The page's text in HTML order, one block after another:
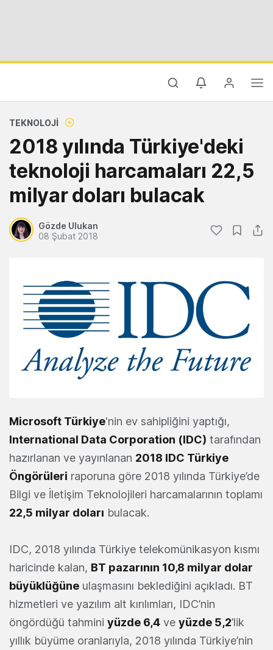
TEKNOLOJI
2018 yılında Türkiye'deki
teknoloji harcamaları 22,5
milyar doları bulacak
Gözde Ulukan
08 Şubat 2018
Microsoft Türkiye'nin ev sahipliğini yaptığı,
International Data Corporation (IDC) tarafından
hazırlanan ve yayınlanan 2018 IDC Türkiye
Öngörüleri raporuna göre 2018 yılında Türkiye’de
Bilgi ve İletişim Teknolojileri harcamalarının toplamı
22,5 milyar doları bulacak.
IDC, 2018 yılında Türkiye telekomünikasyon kısmı
haricinde kalan, BT pazarının 10,8 milyar dolar
büyüklüğüne ulaşmasını beklediğini açıkladı. BT
hizmetleri ve yazılım alt kırılımları, IDC’nin
öngördüğü tahmini yüzde 6,4 ve yüzde 5,2’lik
yıllık büyüme oranlarıyla, 2018 yılında Türkiye’nin